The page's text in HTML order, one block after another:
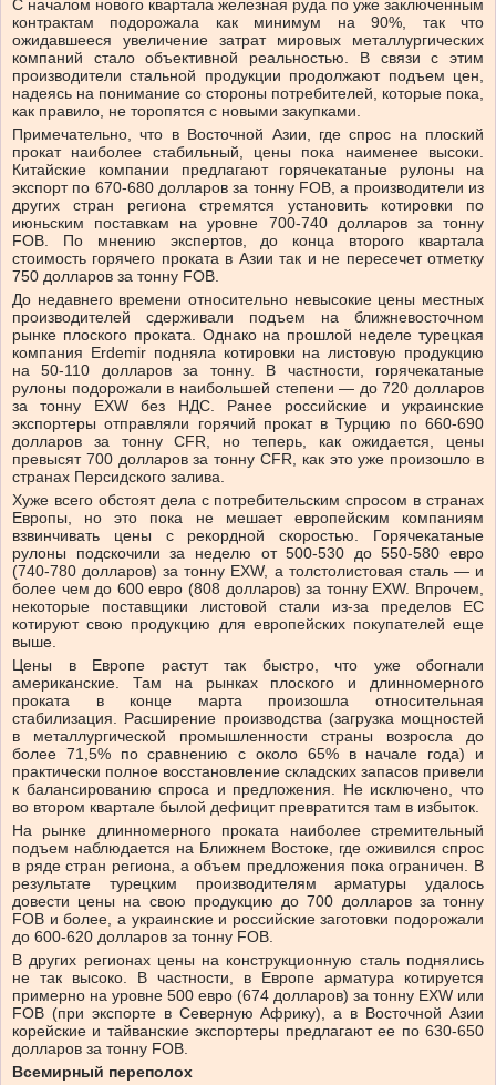
С началом нового квартала железная руда по уже заключенным
контрактам подорожала как минимум на 90%, так что
ожидавшееся увеличение затрат мировых металлургических
компаний стало объективной реальностью. В связи с этим
производители стальной продукции продолжают подъем цен,
надеясь на понимание со стороны потребителей, которые пока,
как правило, не торопятся с новыми закупками.
Примечательно, что в Восточной Азии, где спрос на плоский
прокат наиболее стабильный, цены пока наименее высоки.
Китайские компании предлагают горячекатаные рулоны на
экспорт по 670-680 долларов за тонну FOB, а производители из
других стран региона стремятся установить котировки по
июньским поставкам на уровне 700-740 долларов за тонну
FOB. По мнению экспертов, до конца второго квартала
стоимость горячего проката в Азии так и не пересечет отметку
750 долларов за тонну FOB.
До недавнего времени относительно невысокие цены местных
производителей сдерживали подъем на ближневосточном
рынке плоского проката. Однако на прошлой неделе турецкая
компания Erdemir подняла котировки на листовую продукцию
на 50-110 долларов за тонну. В частности, горячекатаные
рулоны подорожали в наибольшей степени — до 720 долларов
за тонну EXW без НДС. Ранее российские и украинские
экспортеры отправляли горячий прокат в Турцию по 660-690
долларов за тонну CFR, но теперь, как ожидается, цены
превысят 700 долларов за тонну CFR, как это уже произошло в
странах Персидского залива.
Хуже всего обстоят дела с потребительским спросом в странах
Европы, но это пока не мешает европейским компаниям
взвинчивать цены с рекордной скоростью. Горячекатаные
рулоны подскочили за неделю от 500-530 до 550-580 евро
(740-780 долларов) за тонну EXW, а толстолистовая сталь — и
более чем до 600 евро (808 долларов) за тонну EXW. Впрочем,
некоторые поставщики листовой стали из-за пределов ЕС
котируют свою продукцию для европейских покупателей еще
выше.
Цены в Европе растут так быстро, что уже обогнали
американские. Там на рынках плоского и длинномерного
проката в конце марта произошла относительная
стабилизация. Расширение производства (загрузка мощностей
в металлургической промышленности страны возросла до
более 71,5% по сравнению с около 65% в начале года) и
практически полное восстановление складских запасов привели
к балансированию спроса и предложения. Не исключено, что
во втором квартале былой дефицит превратится там в избыток.
На рынке длинномерного проката наиболее стремительный
подъем наблюдается на Ближнем Востоке, где оживился спрос
в ряде стран региона, а объем предложения пока ограничен. В
результате турецким производителям арматуры удалось
довести цены на свою продукцию до 700 долларов за тонну
FOB и более, а украинские и российские заготовки подорожали
до 600-620 долларов за тонну FOB.
В других регионах цены на конструкционную сталь поднялись
не так высоко. В частности, в Европе арматура котируется
примерно на уровне 500 евро (674 долларов) за тонну EXW или
FOB (при экспорте в Северную Африку), а в Восточной Азии
корейские и тайванские экспортеры предлагают ее по 630-650
долларов за тонну FOB.
Всемирный переполох